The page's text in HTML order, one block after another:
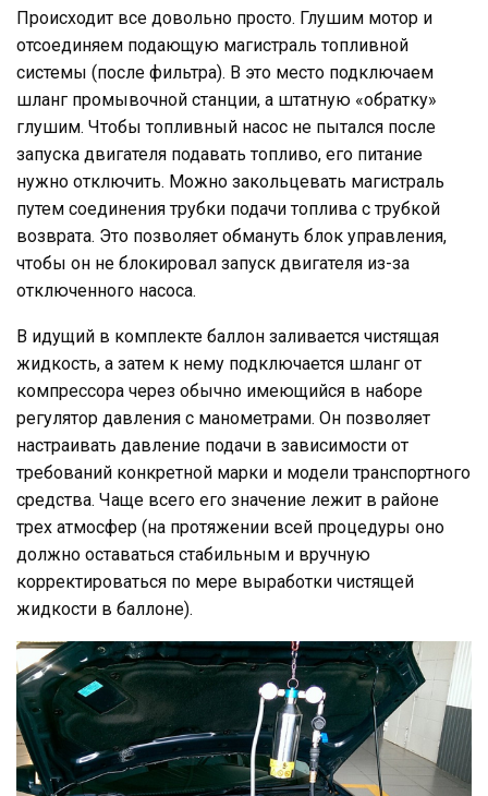
Происходит все довольно просто. Глушим мотор и
отсоединяем подающую магистраль топливной
системы (после фильтра). В это место подключаем
шланг промывочной станции, а штатную «обратку»
глушим. Чтобы топливный насос не пытался после
запуска двигателя подавать топливо, его питание
нужно отключить. Можно закольцевать магистраль
путем соединения трубки подачи топлива с трубкой
возврата. Это позволяет обмануть блок управления,
чтобы он не блокировал запуск двигателя из-за
отключенного насоса.
В идущий в комплекте баллон заливается чистящая
жидкость, а затем к нему подключается шланг от
компрессора через обычно имеющийся в наборе
регулятор давления с манометрами. Он позволяет
настраивать давление подачи в зависимости от
требований конкретной марки и модели транспортного
средства. Чаще всего его значение лежит в районе
трех атмосфер (на протяжении всей процедуры оно
должно оставаться стабильным и вручную
корректироваться по мере выработки чистящей
жидкости в баллоне).